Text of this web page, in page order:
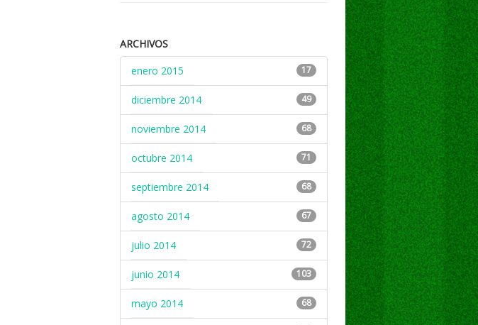
ARCHIVOS
enero 2015
17
diciembre 2014 49
noviembre 2014 68
octubre 2014 71
septiembre 2014 68
agosto 2014 67
julio 2014 72
junio 2014 103
mayo 2014 68